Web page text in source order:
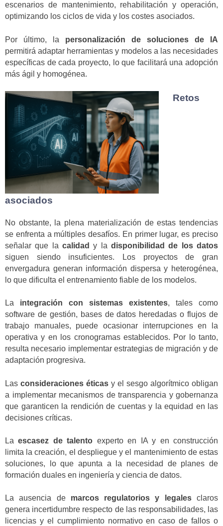
escenarios de mantenimiento, rehabilitación y operación,
optimizando los ciclos de vida y los costes asociados.
Por último, la personalización de soluciones de IA
permitirá adaptar herramientas y modelos a las necesidades
específicas de cada proyecto, lo que facilitará una adopción
más ágil y homogénea.
Retos
asociados
No obstante, la plena materialización de estas tendencias
se enfrenta a múltiples desafíos. En primer lugar, es preciso
señalar que la calidad y la disponibilidad de los datos
siguen siendo insuficientes. Los proyectos de gran
envergadura generan información dispersa y heterogénea,
lo que dificulta el entrenamiento fiable de los modelos.
La integración con sistemas existentes, tales como
software de gestión, bases de datos heredadas o flujos de
trabajo manuales, puede ocasionar interrupciones en la
operativa y en los cronogramas establecidos. Por lo tanto,
resulta necesario implementar estrategias de migración y de
adaptación progresiva.
Las consideraciones éticas y el sesgo algorítmico obligan
a implementar mecanismos de transparencia y gobernanza
que garanticen la rendición de cuentas y la equidad en las
decisiones críticas.
Laescasez de talento experto en IA y en construcción
limita la creación, el despliegue y el mantenimiento de estas
soluciones, lo que apunta a la necesidad de planes de
formación duales en ingeniería y ciencia de datos.
La ausencia de marcos regulatorios y legalesclaros
genera incertidumbre respecto de las responsabilidades, las
licencias y el cumplimiento normativo en caso de fallos o